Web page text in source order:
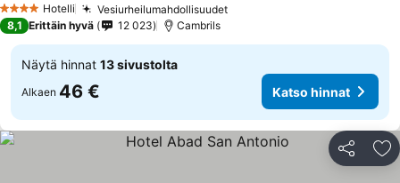
4 Tähtiluokitus
Hotelli Vesiurheilumahdollisuudet
8,1 Erittäin hyvä 12 023 Cambrils
Näytä hinnat 13 sivustolta
Alkaen 46 € Katso hinnat
Jaa